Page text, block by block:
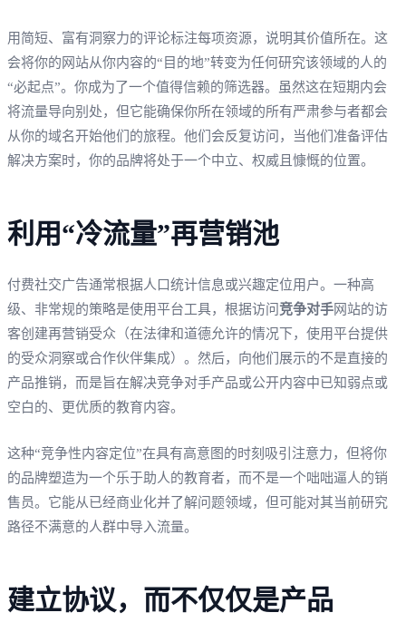
用简短、富有洞察力的评论标注每项资源，说明其价值所在。这
会将你的网站从你内容的“目的地”转变为任何研究该领域的人的
“必起点”。你成为了一个值得信赖的筛选器。虽然这在短期内会
将流量导向别处，但它能确保你所在领域的所有严肃参与者都会
从你的域名开始他们的旅程。他们会反复访问，当他们准备评估
解决方案时，你的品牌将处于一个中立、权威且慷慨的位置。
利用“冷流量”再营销池
付费社交广告通常根据人口统计信息或兴趣定位用户。一种高
级、非常规的策略是使用平台工具，根据访问 竞争对手网站的访
客创建再营销受众（在法律和道德允许的情况下，使用平台提供
的受众洞察或合作伙伴集成）。然后，向他们展示的不是直接的
产品推销，而是旨在解决竞争对手产品或公开内容中已知弱点或
空白的、更优质的教育内容。
这种“竞争性内容定位”在具有高意图的时刻吸引注意力，但将你
的品牌塑造为一个乐于助人的教育者，而不是一个咄咄逼人的销
售员。它能从已经商业化并了解问题领域，但可能对其当前研究
路径不满意的人群中导入流量。
建立协议，而不仅仅是产品